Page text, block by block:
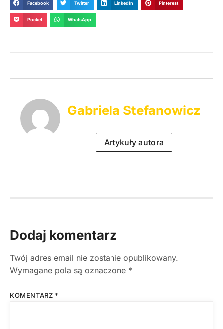
Facebook Twitter LinkedIn Pinterest
Pocket WhatsApp
Gabriela Stefanowicz
Artykuły autora
Dodaj komentarz
Twój adres email nie zostanie opublikowany.
Wymagane pola są oznaczone *
KOMENTARZ *